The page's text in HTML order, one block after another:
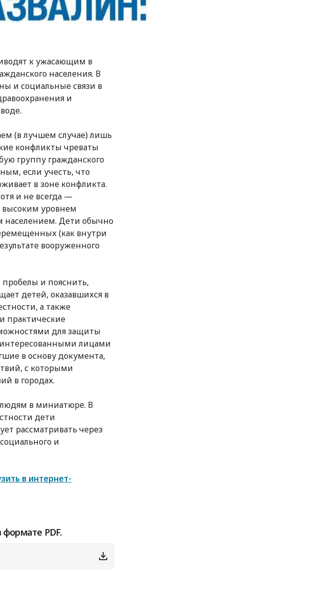
к ужасающим в
населения. В
и социальные связи в
и
(в лучшем случае) лишь
конфликты чреваты
группу гражданского
если учесть, что
в зоне конфликта.
и не всегда —
высоким уровнем
Дети обычно
(как внутри
вооруженного
и пояснить,
детей, оказавшихся в
а также
практические
для защиты
лицами
в основу документа,
с которыми
в городах.
людям в миниатюре. В
дети
рассматривать через
и
в интернет-
формате PDF.